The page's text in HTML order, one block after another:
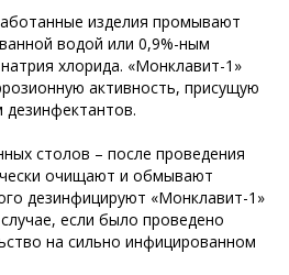
изделия промывают
водой или 0,9%-ным
хлорида. «Монклавит-1»
активность, присущую
столов – после проведения
очищают и обмывают
дезинфицируют «Монклавит-1»
если было проведено
на сильно инфицированном